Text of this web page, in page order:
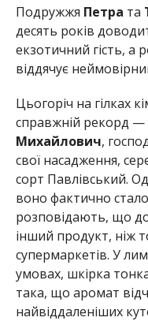
Подружжя Петра та
десять років
екзотичний гість, а
віддячує
Цьогоріч на гілках
справжній рекорд —
Михайлович,
свої насадження,
сорт Павлівський.
воно фактично
розповідають, що
інший продукт, ніж
супермаркетів. У
умовах, шкірка
така, що аромат
найвіддаленіших